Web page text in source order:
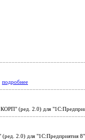
подробнее
КОРП" (ред. 2.0) для
(ред. 2.0) для "1С:Предприятия